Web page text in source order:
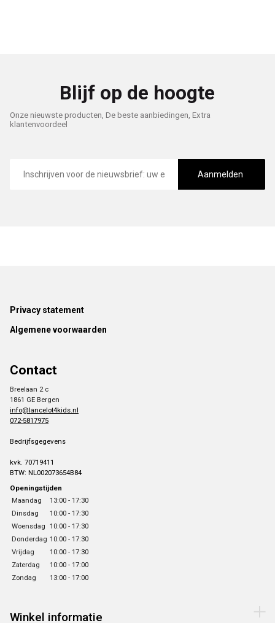
Blijf op de hoogte
Onze nieuwste producten, De beste aanbiedingen, Extra
klantenvoordeel
mailadres
Aanmelden
Footer
Privacy statement
Algemene voorwaarden
Contact
Breelaan 2 c
1861 GE Bergen
info@lancelot4kids.nl
072-5817975
Bedrijfsgegevens
kvk. 70719411
BTW: NL002073654B84
Openingstijden
Maandag
13:00 - 17:30
Dinsdag
10:00 - 17:30
Woensdag 10:00 - 17:30
Donderdag 10:00 - 17:30
Vrijdag
10:00 - 17:30
Zaterdag
10:00 - 17:00
Zondag
13:00 - 17:00
Winkel informatie